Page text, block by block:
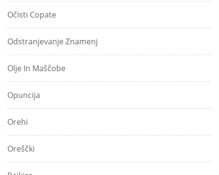
Očisti Copate
Odstranjevanje Znamenj
Olje In Maščobe
Opuncija
Orehi
Oreščki